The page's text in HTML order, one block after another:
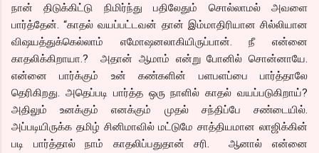
நான் திடுக்கிட்டு நிமிர்ந்து பதிலேதும் சொல்லாமல் அவளை
பார்த்தேன். “காதல் வயப்பட்டவன் தான் இம்மாதிரியான சில்லியான
விஷயத்துக்கெல்லாம் எமோஷனலாகியிருப்பான். நீ என்னை
காதலிக்கிறாயா.? அதான் ஆமாம் என்று போனில் சொன்னாயே.
என்னை பார்க்கும் உன் கண்களின் பளபளப்பை பார்த்தாலே
தெரிகிறது. அதெப்படி பார்த்த ஒரு நாளில் காதல் வயப்படுகிறாய்?
அதிலும் உனக்கும் எனக்கும் முதல் சந்திப்பே சண்டையில்.
அப்படியிருக்க தமிழ் சினிமாவில் மட்டுமே சாத்தியமான லாஜிக்கின்
படி பார்த்தால் நாம் காதலிப்பதுதான் சரி. ஆனால் என்னை